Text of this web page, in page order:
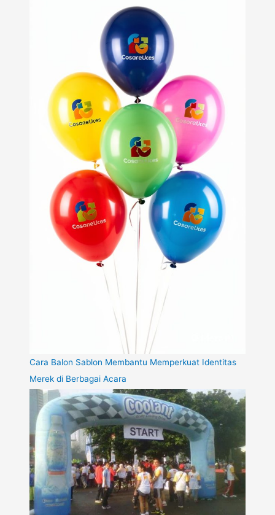
Cara Balon Sablon Membantu Memperkuat Identitas
Merek di Berbagai Acara